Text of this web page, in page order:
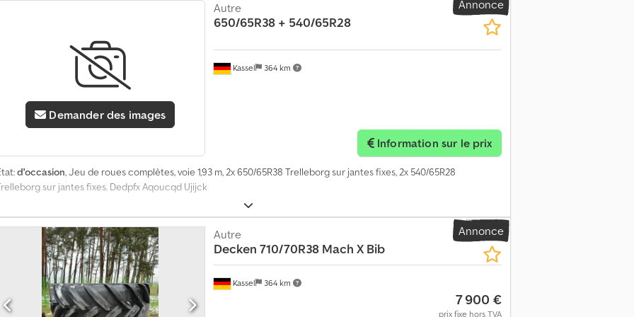
Annonce
Demander des images
Kassel 364 km
Autre
650/65R38 + 540/65R28
Information sur le prix
d'occasion, Jeu de roues complètes, voie 1,93 m, 2x 650/65R38 Trelleborg sur jantes fixes, 2x 540/65R28
sur jantes fixes. Dedpfx Aqoucqd Ujijck
Annonce
Kassel 364 km
Autre
Decken 710/70R38 Mach X Bib
7 900 €
prix fixe hors TVA